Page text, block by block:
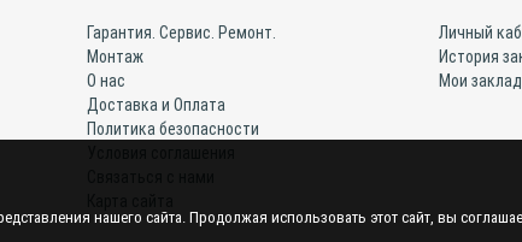
Гарантия. Сервис. Ремонт.
Монтаж
О нас
Доставка и Оплата
Политика безопасности
Личный
История
Мои
нашего сайта. Продолжая использовать этот сайт, вы